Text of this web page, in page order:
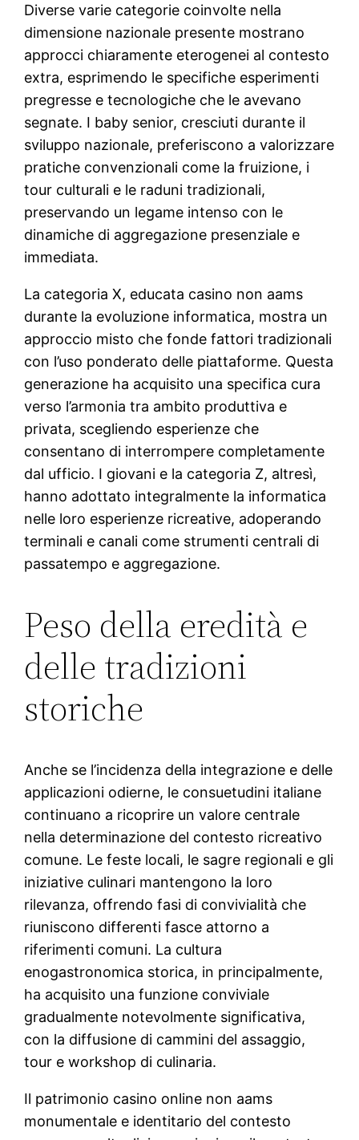
Diverse varie categorie coinvolte nella
dimensione nazionale presente mostrano
approcci chiaramente eterogenei al contesto
extra, esprimendo le specifiche esperimenti
pregresse e tecnologiche che le avevano
segnate. I baby senior, cresciuti durante il
sviluppo nazionale, preferiscono a valorizzare
pratiche convenzionali come la fruizione, i
tour culturali e le raduni tradizionali,
preservando un legame intenso con le
dinamiche di aggregazione presenziale e
immediata.
La categoria X, educata casino non aams
durante la evoluzione informatica, mostra un
approccio misto che fonde fattori tradizionali
con l’uso ponderato delle piattaforme. Questa
generazione ha acquisito una specifica cura
verso l’armonia tra ambito produttiva e
privata, scegliendo esperienze che
consentano di interrompere completamente
dal ufficio. I giovani e la categoria Z, altresì,
hanno adottato integralmente la informatica
nelle loro esperienze ricreative, adoperando
terminali e canali come strumenti centrali di
passatempo e aggregazione.
Peso della eredità e
delle tradizioni
storiche
Anche se l’incidenza della integrazione e delle
applicazioni odierne, le consuetudini italiane
continuano a ricoprire un valore centrale
nella determinazione del contesto ricreativo
comune. Le feste locali, le sagre regionali e gli
iniziative culinari mantengono la loro
rilevanza, offrendo fasi di convivialità che
riuniscono differenti fasce attorno a
riferimenti comuni. La cultura
enogastronomica storica, in principalmente,
ha acquisito una funzione conviviale
gradualmente notevolmente significativa,
con la diffusione di cammini del assaggio,
tour e workshop di culinaria.
Il patrimonio casino online non aams
monumentale e identitario del contesto